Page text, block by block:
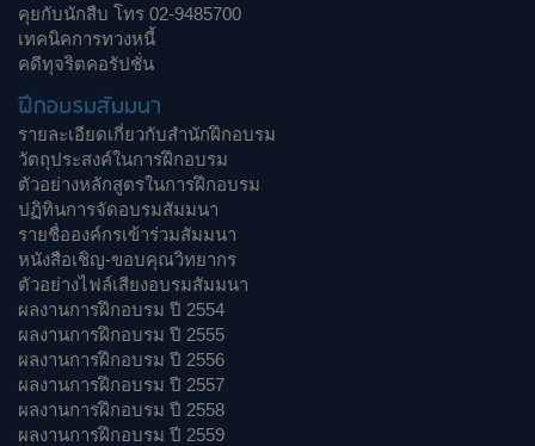
คุยกับนักสืบ โทร 02-9485700
เทคนิคการทวงหนี้
คดีทุจริตคอรัปชั่น
ฝึกอบรมสัมมนา
รายละเอียดเกี่ยวกับสำนักฝึกอบรม
วัตถุประสงค์ในการฝึกอบรม
ตัวอย่างหลักสูตรในการฝึกอบรม
ปฏิทินการจัดอบรมสัมมนา
รายชื่อองค์กรเข้าร่วมสัมมนา
หนังสือเชิญ-ขอบคุณวิทยากร
ตัวอย่างไฟล์เสียงอบรมสัมมนา
ผลงานการฝึกอบรม ปี 2554
ผลงานการฝึกอบรม ปี 2555
ผลงานการฝึกอบรม ปี 2556
ผลงานการฝึกอบรม ปี 2557
ผลงานการฝึกอบรม ปี 2558
ผลงานการฝึกอบรม ปี 2559